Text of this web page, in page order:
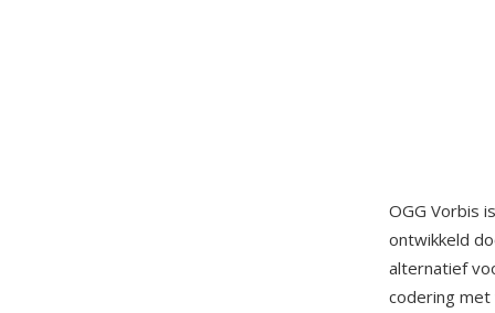
OGG Vorbis
ontwikkeld
alternatief
codering met